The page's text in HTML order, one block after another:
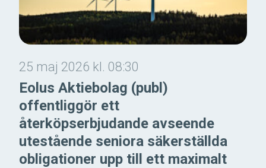
25 maj 2026 kl. 08:30
Eolus Aktiebolag (publ)
offentliggör ett
återköpserbjudande avseende
utestående seniora säkerställda
obligationer upp till ett maximalt